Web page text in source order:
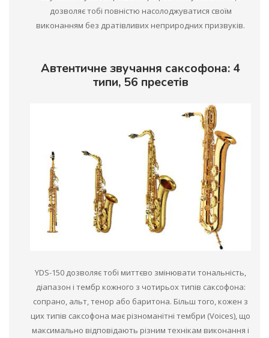
дозволяє тобі повністю насолоджуватися своїм
виконанням без дратівливих неприродних призвуків.
Автентичне звучання саксофона: 4
типи, 56 пресетів
YDS-150 дозволяє тобі миттєво змінювати тональність,
діапазон і тембр кожного з чотирьох типів саксофона:
сопрано, альт, тенор або баритона. Більш того, кожен з
цих типів саксофона має різноманітні тембри (Voices), що
максимально відповідають різним технікам виконання і